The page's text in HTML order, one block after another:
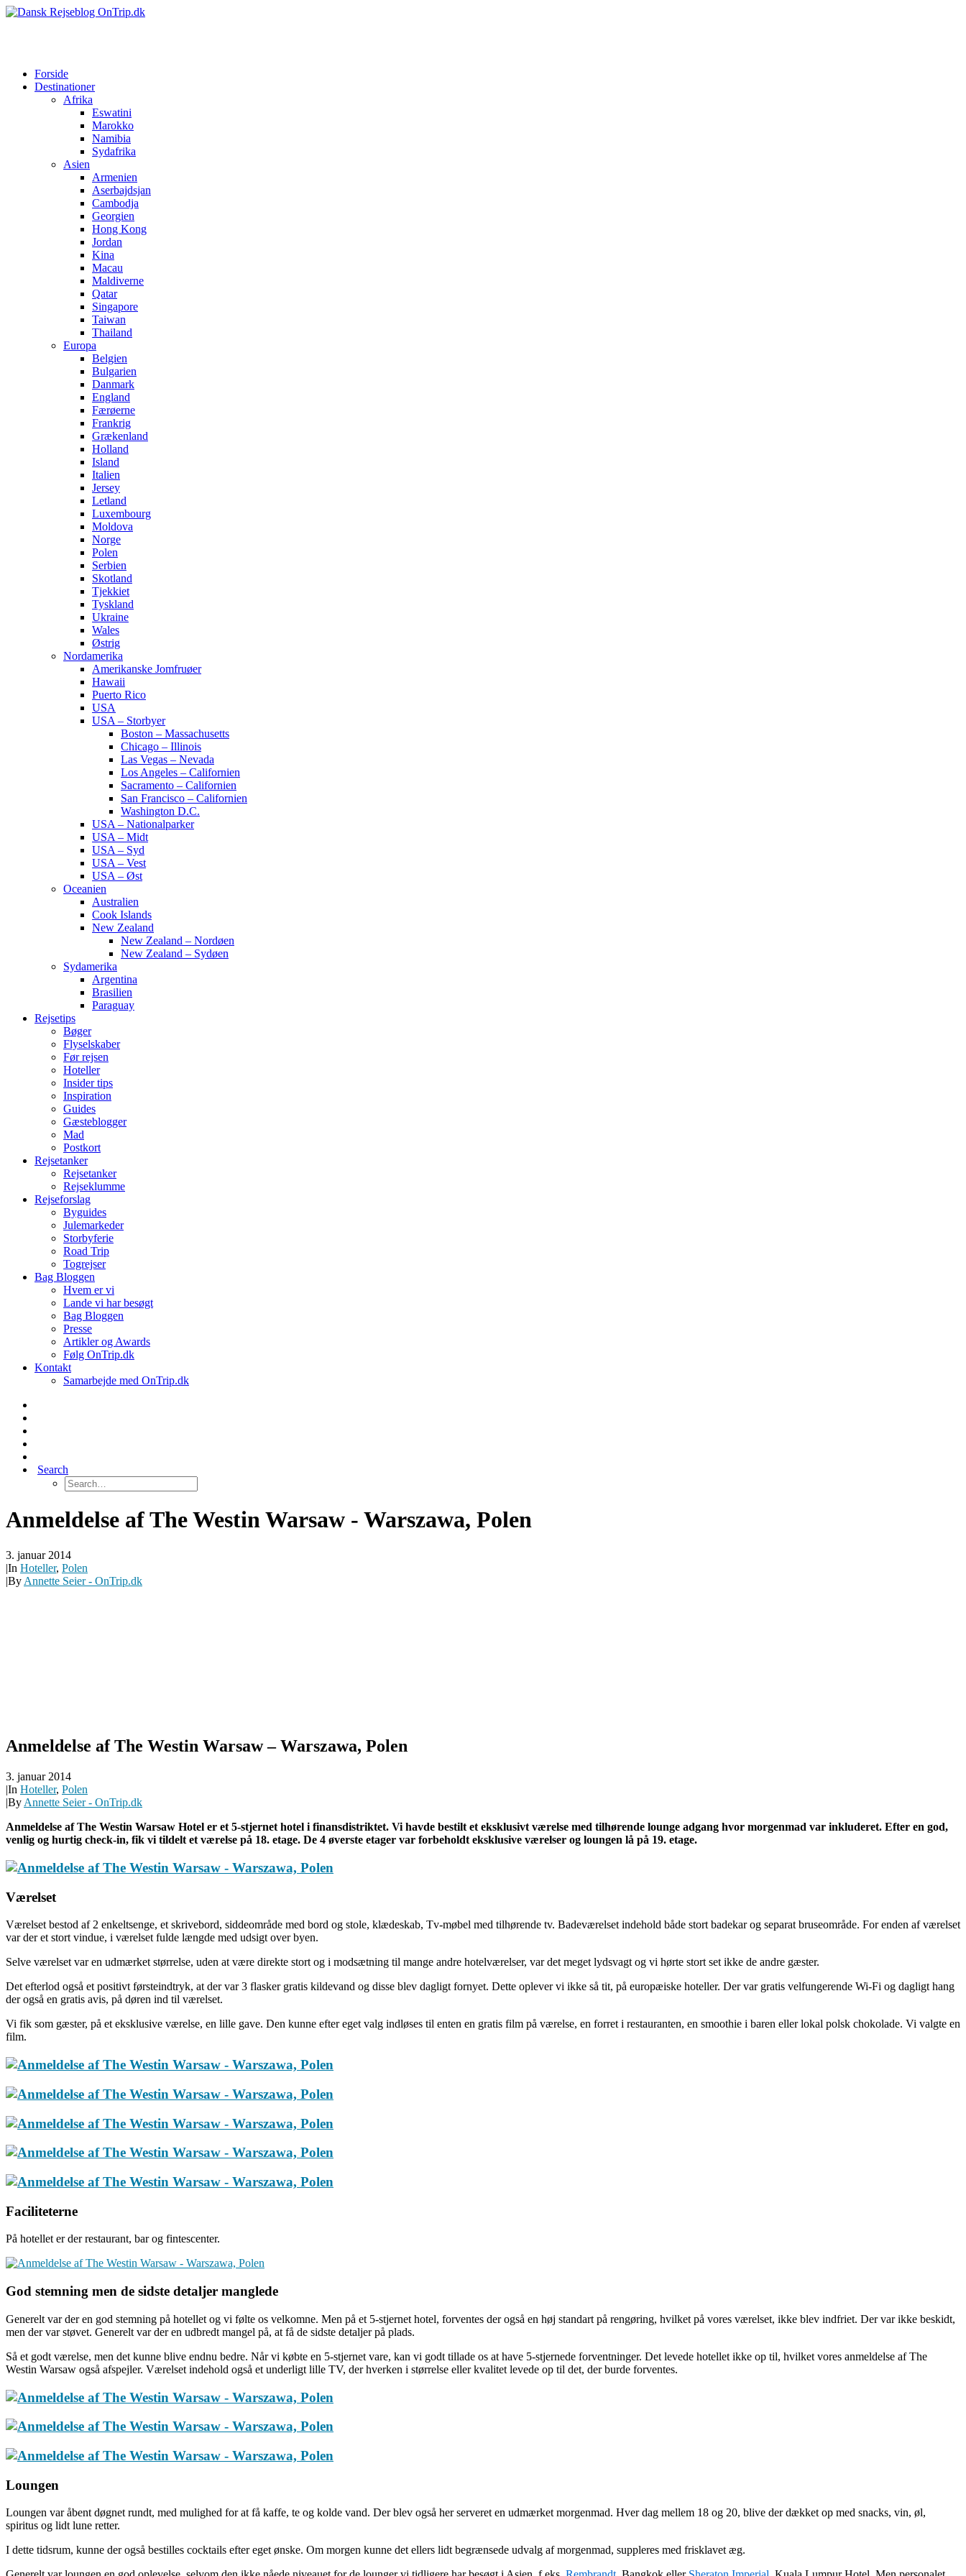
Forside
Destinationer
Afrika
Eswatini
Marokko
Namibia
Sydafrika
Asien
Armenien
Aserbajdsjan
Cambodja
Georgien
Hong Kong
Jordan
Kina
Macau
Maldiverne
Qatar
Singapore
Taiwan
Thailand
Europa
Belgien
Bulgarien
Danmark
England
Færøerne
Frankrig
Grækenland
Holland
Island
Italien
Jersey
Letland
Luxembourg
Moldova
Norge
Polen
Serbien
Skotland
Tjekkiet
Tyskland
Ukraine
Wales
Østrig
Nordamerika
Amerikanske Jomfruøer
Hawaii
Puerto Rico
USA
USA – Storbyer
Boston – Massachusetts
Chicago – Illinois
Las Vegas – Nevada
Los Angeles – Californien
Sacramento – Californien
San Francisco – Californien
Washington D.C.
USA – Nationalparker
USA – Midt
USA – Syd
USA – Vest
USA – Øst
Oceanien
Australien
Cook Islands
New Zealand
New Zealand – Nordøen
New Zealand – Sydøen
Sydamerika
Argentina
Brasilien
Paraguay
Rejsetips
Bøger
Flyselskaber
Før rejsen
Hoteller
Insider tips
Inspiration
Guides
Gæsteblogger
Mad
Postkort
Rejsetanker
Rejsetanker
Rejseklumme
Rejseforslag
Byguides
Julemarkeder
Storbyferie
Road Trip
Togrejser
Bag Bloggen
Hvem er vi
Lande vi har besøgt
Bag Bloggen
Presse
Artikler og Awards
Følg OnTrip.dk
Kontakt
Samarbejde med OnTrip.dk
Search
Anmeldelse af The Westin Warsaw - Warszawa, Polen
3. januar 2014
|In Hoteller, Polen
|By Annette Seier - OnTrip.dk
Anmeldelse af The Westin Warsaw – Warszawa, Polen
3. januar 2014
|In Hoteller, Polen
|By Annette Seier - OnTrip.dk
Anmeldelse af The Westin Warsaw Hotel er et 5-stjernet hotel i finansdistriktet. Vi havde bestilt et eksklusivt værelse med tilhørende lounge adgang hvor morgenmad var inkluderet. Efter en god,
venlig og hurtig check-in, fik vi tildelt et værelse på 18. etage. De 4 øverste etager var forbeholdt eksklusive værelser og loungen lå på 19. etage.
Værelset
Værelset bestod af 2 enkeltsenge, et skrivebord, siddeområde med bord og stole, klædeskab, Tv-møbel med tilhørende tv. Badeværelset indehold både stort badekar og separat bruseområde. For enden af værelset
var der et stort vindue, i værelset fulde længde med udsigt over byen.
Selve værelset var en udmærket størrelse, uden at være direkte stort og i modsætning til mange andre hotelværelser, var det meget lydsvagt og vi hørte stort set ikke de andre gæster.
Det efterlod også et positivt førsteindtryk, at der var 3 flasker gratis kildevand og disse blev dagligt fornyet. Dette oplever vi ikke så tit, på europæiske hoteller. Der var gratis velfungerende Wi-Fi og dagligt hang
der også en gratis avis, på døren ind til værelset.
Vi fik som gæster, på et eksklusive værelse, en lille gave. Den kunne efter eget valg indløses til enten en gratis film på værelse, en forret i restauranten, en smoothie i baren eller lokal polsk chokolade. Vi valgte en
film.
Faciliteterne
På hotellet er der restaurant, bar og fintescenter.
God stemning men de sidste detaljer manglede
Generelt var der en god stemning på hotellet og vi følte os velkomne. Men på et 5-stjernet hotel, forventes der også en høj standart på rengøring, hvilket på vores værelset, ikke blev indfriet. Der var ikke beskidt,
men der var støvet. Generelt var der en udbredt mangel på, at få de sidste detaljer på plads.
Så et godt værelse, men det kunne blive endnu bedre. Når vi købte en 5-stjernet vare, kan vi godt tillade os at have 5-stjernede forventninger. Det levede hotellet ikke op til, hvilket vores anmeldelse af The
Westin Warsaw også afspejler. Værelset indehold også et underligt lille TV, der hverken i størrelse eller kvalitet levede op til det, der burde forventes.
Loungen
Loungen var åbent døgnet rundt, med mulighed for at få kaffe, te og kolde vand. Der blev også her serveret en udmærket morgenmad. Hver dag mellem 18 og 20, blive der dækket op med snacks, vin, øl,
spiritus og lidt lune retter.
I dette tidsrum, kunne der også bestilles cocktails efter eget ønske. Om morgen kunne det ellers lidt begrænsede udvalg af morgenmad, suppleres med frisklavet æg.